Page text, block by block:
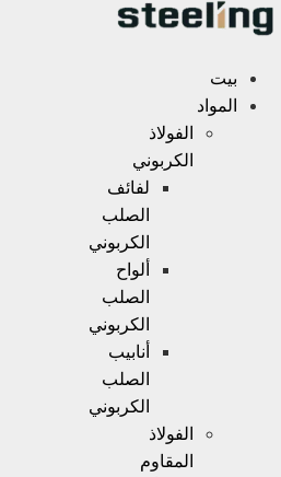
Skip
to
بيت
المواد
الفولاذ
الكربوني
لفائف
الصلب
الكربوني
ألواح
الصلب
الكربوني
أنابيب
الصلب
الكربوني
الفولاذ
المقاوم